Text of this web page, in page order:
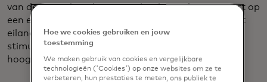
van deze aard op de Britse eilanden en bouwt voort op
een eerdere samenwerking met de regering van het
eiland om het"Spend Local"economische
stimuleringsprogramma uit te voeren tijdens het
hoogtepunt van de Covid-19 pandemie.
Hoe we cookies gebruiken en jouw
toestemming
We maken gebruik van cookies en vergelijkbare
technologieën ('Cookies') op onze websites om ze te
verbeteren, hun prestaties te meten, ons publiek te